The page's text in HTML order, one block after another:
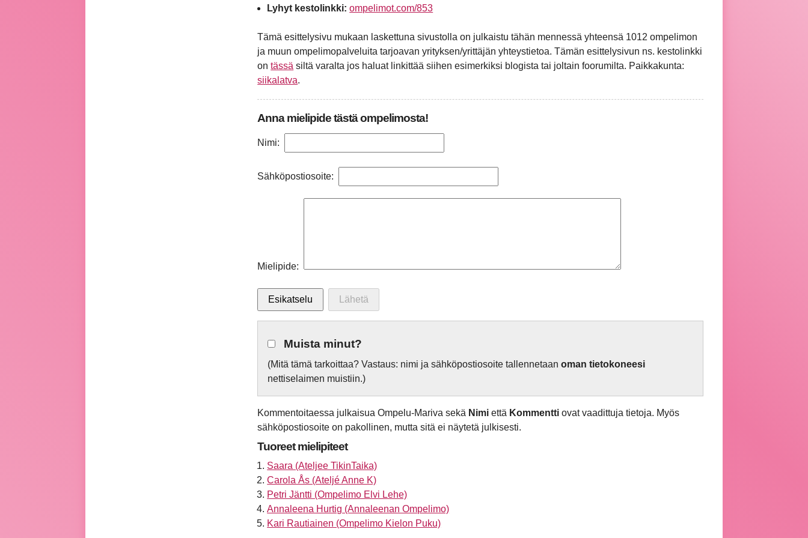
Lyhyt kestolinkki: ompelimot.com/853
Tämä esittelysivu mukaan laskettuna sivustolla on julkaistu tähän mennessä yhteensä 1012 ompelimon
ja muun ompelimopalveluita tarjoavan yrityksen/yrittäjän yhteystietoa. Tämän esittelysivun ns. kestolinkki
ontässä siltä varalta jos haluat linkittää siihen esimerkiksi blogista tai joltain foorumilta. Paikkakunta:
siikalatva.
Anna mielipide tästä ompelimosta!
Nimi:
Sähköpostiosoite:
Mielipide:
Muista minut?
(Mitä tämä tarkoittaa? Vastaus: nimi ja sähköpostiosoite tallennetaanoman tietokoneesi
nettiselaimen muistiin.)
Kommentoitaessa julkaisua Ompelu-Mariva sekä Nimi että Kommentti ovat vaadittuja tietoja. Myös
sähköpostiosoite on pakollinen, mutta sitä ei näytetä julkisesti.
Tuoreet mielipiteet
Saara (Ateljee TikinTaika)
Carola Ås (Ateljé Anne K)
Petri Jäntti (Ompelimo Elvi Lehe)
Annaleena Hurtig (Annaleenan Ompelimo)
Kari Rautiainen (Ompelimo Kielon Puku)